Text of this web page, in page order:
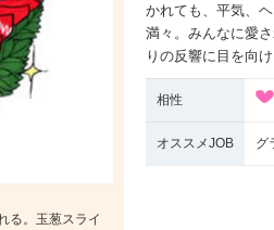
る。玉葱スライ
かれても、平気、
満々。みんなに愛
りの反響に目を向
相性
オススメJOB グ